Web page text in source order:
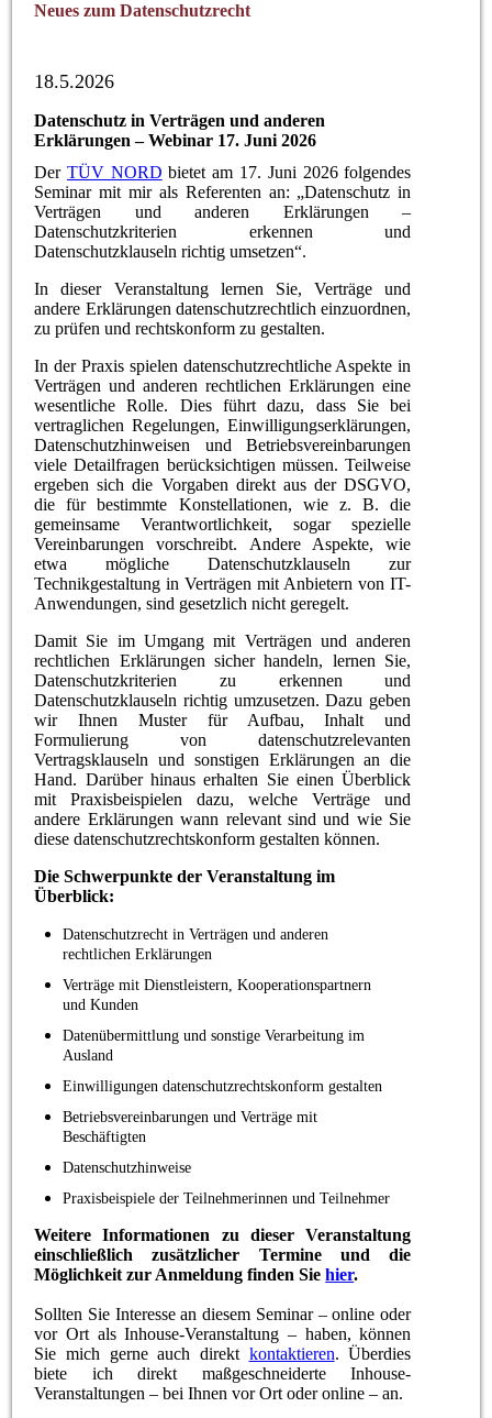
Neues zum Datenschutzrecht
18.5.2026
Datenschutz in Verträgen und anderen
Erklärungen – Webinar 17. Juni 2026
Der TÜV NORD bietet am 17. Juni 2026 folgendes
Seminar mit mir als Referenten an: „Datenschutz in
Verträgen und anderen Erklärungen –
Datenschutzkriterien erkennen und
Datenschutzklauseln richtig umsetzen“.
In dieser Veranstaltung lernen Sie, Verträge und
andere Erklärungen datenschutzrechtlich einzuordnen,
zu prüfen und rechtskonform zu gestalten.
In der Praxis spielen datenschutzrechtliche Aspekte in
Verträgen und anderen rechtlichen Erklärungen eine
wesentliche Rolle. Dies führt dazu, dass Sie bei
vertraglichen Regelungen, Einwilligungserklärungen,
Datenschutzhinweisen und Betriebsvereinbarungen
viele Detailfragen berücksichtigen müssen. Teilweise
ergeben sich die Vorgaben direkt aus der DSGVO,
die für bestimmte Konstellationen, wie z. B. die
gemeinsame Verantwortlichkeit, sogar spezielle
Vereinbarungen vorschreibt. Andere Aspekte, wie
etwa mögliche Datenschutzklauseln zur
Technikgestaltung in Verträgen mit Anbietern von IT-
Anwendungen, sind gesetzlich nicht geregelt.
Damit Sie im Umgang mit Verträgen und anderen
rechtlichen Erklärungen sicher handeln, lernen Sie,
Datenschutzkriterien zu erkennen und
Datenschutzklauseln richtig umzusetzen. Dazu geben
wir Ihnen Muster für Aufbau, Inhalt und
Formulierung von datenschutzrelevanten
Vertragsklauseln und sonstigen Erklärungen an die
Hand. Darüber hinaus erhalten Sie einen Überblick
mit Praxisbeispielen dazu, welche Verträge und
andere Erklärungen wann relevant sind und wie Sie
diese datenschutzrechtskonform gestalten können.
Die Schwerpunkte der Veranstaltung im
Überblick:
Datenschutzrecht in Verträgen und anderen
rechtlichen Erklärungen
Verträge mit Dienstleistern, Kooperationspartnern
und Kunden
Datenübermittlung und sonstige Verarbeitung im
Ausland
Einwilligungen datenschutzrechtskonform gestalten
Betriebsvereinbarungen und Verträge mit
Beschäftigten
Datenschutzhinweise
Praxisbeispiele der Teilnehmerinnen und Teilnehmer
Weitere Informationen zu dieser Veranstaltung
einschließlich zusätzlicher Termine und die
Möglichkeit zur Anmeldung finden Siehier.
Sollten Sie Interesse an diesem Seminar – online oder
vor Ort als Inhouse-Veranstaltung – haben, können
Sie mich gerne auch direkt kontaktieren. Überdies
biete ich direkt maßgeschneiderte Inhouse-
Veranstaltungen – bei Ihnen vor Ort oder online – an.